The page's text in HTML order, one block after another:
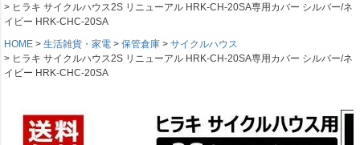
ヒラキ サイクルハウス2S リニューアル HRK-CH-20SA専用カバー シルバー/ネ
イビー HRK-CHC-20SA
HOME
生活雑貨・家電 保管倉庫
サイクルハウス
ヒラキ サイクルハウス2S リニューアル HRK-CH-20SA専用カバー シルバー/ネ
イビー HRK-CHC-20SA